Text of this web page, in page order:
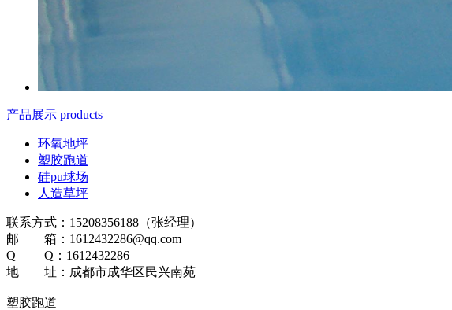
产品展示 products
环氧地坪
塑胶跑道
硅pu球场
人造草坪
联系方式：15208356188（张经理）
邮 箱：1612432286@qq.com
Q Q：1612432286
地 址：成都市成华区民兴南苑
塑胶跑道